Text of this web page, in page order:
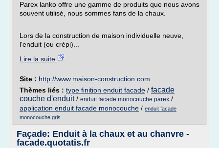
Parex lanko offre une gamme de produits que nous avons
souvent utilisé, nous sommes fans de la chaux.
Lors de la construction de maison individuelle neuve,
l'enduit (ou crépi)...
Lire la suite
Site : http://www.maison-construction.com
Thèmes liés : type finition enduit facade / facade
couche d'enduit/ enduit facade monocouche parex /
application enduit facade monocouche / enduit facade
monocouche gris
Façade: Enduit à la chaux et au chanvre -
facade.quotatis.fr